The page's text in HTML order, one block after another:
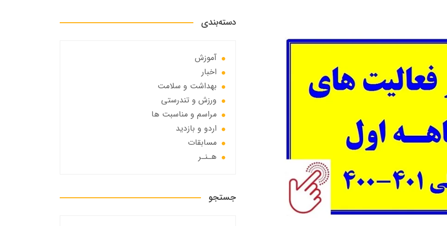
دسته‌بندی
آموزش
اخبار
بهداشت و سلامت
ورزش و تندرستی
مراسم و مناسبت ها
اردو و بازدید
مسابقات
هـنـر
جستجو